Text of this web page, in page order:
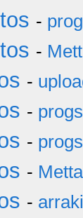
-
-
-
-
-
-
-